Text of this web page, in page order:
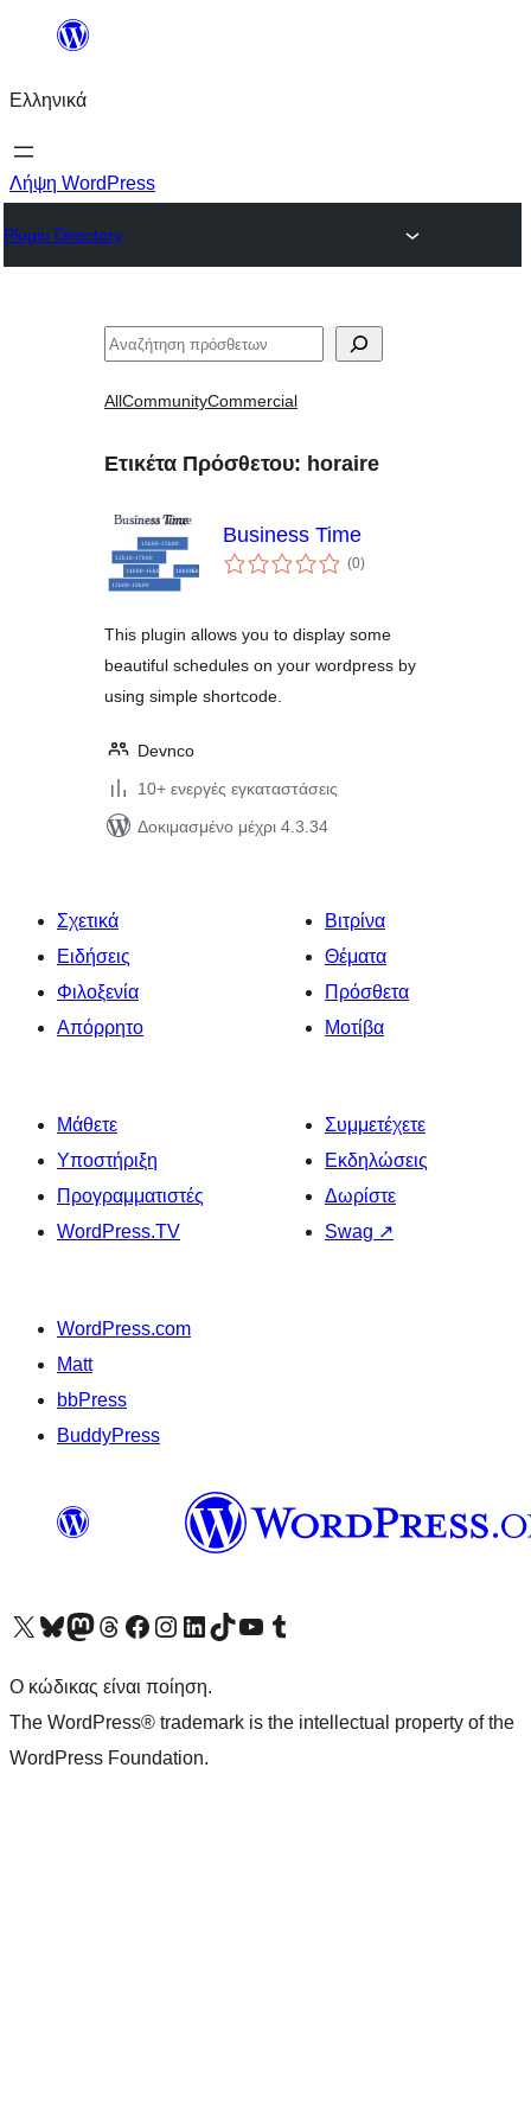
Μετάβαση
περιεχόμενο
Ελληνικά
Λήψη WordPress
Plugin Directory
Αναζήτηση
AllCommunityCommercial
Ετικέτα Πρόσθετου: horaire
Business Time
(0αξιολογήσεις
σύνολο
)
This plugin allows you to display some
beautiful schedules on your wordpress by
using simple shortcode.
Devnco
10+ ενεργές εγκαταστάσεις
Δοκιμασμένο μέχρι 4.3.34
Σχετικά
Ειδήσεις
Φιλοξενία
Απόρρητο
Βιτρίνα
Θέματα
Πρόσθετα
Μοτίβα
Μάθετε
Υποστήριξη
Προγραμματιστές
WordPress.TV
Συμμετέχετε
Εκδηλώσεις
Δωρίστε
Swag ↗
WordPress.com
Matt
bbPress
BuddyPress
Visit our X (formerly Twitter) account
Visit our Bluesky account
Επισκεφθείτε τον λογαριασμό μας στο Mastodon
Visit our Threads account
Επισκεφτείτε τη σελίδα μας στο Facebook
Επισκεφθείτε τον λογαριασμό μας Instagram
Επισκεφθείτε τον λογαριασμό μας LinkedIn
Visit our TikTok account
Visit our YouTube channel
Visit our Tumblr account
Ο κώδικας είναι ποίηση.
The WordPress® trademark is the intellectual property of the
WordPress Foundation.